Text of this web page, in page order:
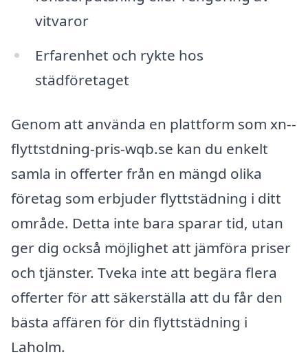
vitvaror
Erfarenhet och rykte hos
städföretaget
Genom att använda en plattform som xn--
flyttstdning-pris-wqb.se kan du enkelt
samla in offerter från en mängd olika
företag som erbjuder flyttstädning i ditt
område. Detta inte bara sparar tid, utan
ger dig också möjlighet att jämföra priser
och tjänster. Tveka inte att begära flera
offerter för att säkerställa att du får den
bästa affären för din flyttstädning i
Laholm.